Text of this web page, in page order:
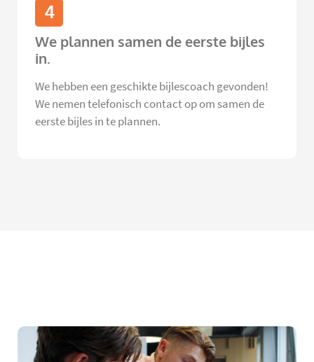
4
We plannen samen de eerste bijles
in.
We hebben een geschikte bijlescoach gevonden!
We nemen telefonisch contact op om samen de
eerste bijles in te plannen.